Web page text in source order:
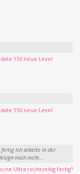
150 neue Level
150 neue Level
fertig Ich arbeite in der
noch nicht...
Ultra rechtzeitig fertig?